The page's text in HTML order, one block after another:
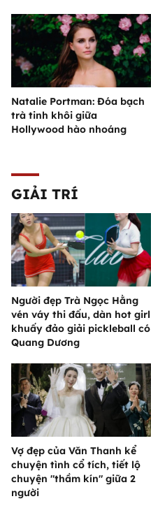
Natalie Portman: Đóa bạch
trà tinh khôi giữa
Hollywood hào nhoáng
GIẢI TRÍ
Người đẹp Trà Ngọc Hằng
vén váy thi đấu, dàn hot girl
khuấy đảo giải pickleball có
Quang Dương
Vợ đẹp của Văn Thanh kể
chuyện tình cổ tích, tiết lộ
chuyện "thầm kín" giữa 2
người